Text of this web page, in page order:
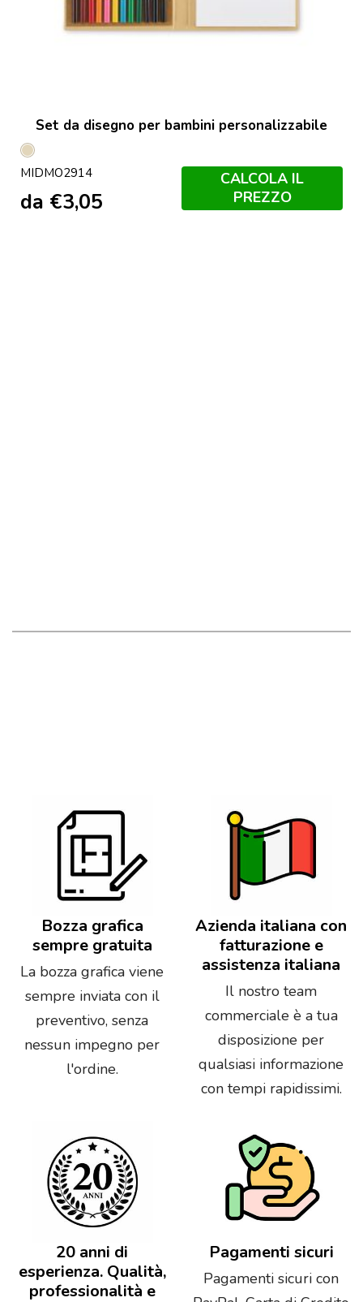
Set da disegno per bambini personalizzabile
Beige
MIDMO2914
da €3,05
CALCOLA IL
PREZZO
Bozza grafica
sempre gratuita
La bozza grafica viene
sempre inviata con il
preventivo, senza
nessun impegno per
l'ordine.
Azienda italiana con
fatturazione e
assistenza italiana
Il nostro team
commerciale è a tua
disposizione per
qualsiasi informazione
con tempi rapidissimi.
20 anni di
esperienza. Qualità,
professionalità e
Pagamenti sicuri
Pagamenti sicuri con